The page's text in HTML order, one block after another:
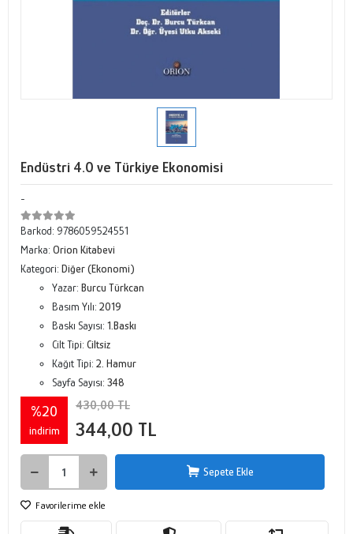
Endüstri 4.0 ve Türkiye Ekonomisi
-
Barkod: 9786059524551
Marka: Orion Kitabevi
Kategori: Diğer (Ekonomi)
Yazar: Burcu Türkcan
Basım Yılı: 2019
Baskı Sayısı: 1.Baskı
Cilt Tipi: Ciltsiz
Kağıt Tipi: 2. Hamur
Sayfa Sayısı: 348
%20
indirim
430,00 TL
344,00 TL
Sepete Ekle
Favorilerime ekle